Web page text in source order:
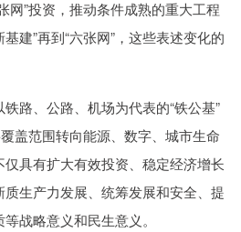
网”投资，推动条件成熟的重大工程
建”再到“六张网”，这些表述变化的
、公路、机场为代表的“铁公基”
盖范围转向能源、数字、城市生命
具有扩大有效投资、稳定经济增长
生产力发展、统筹发展和安全、提
战略意义和民生意义。